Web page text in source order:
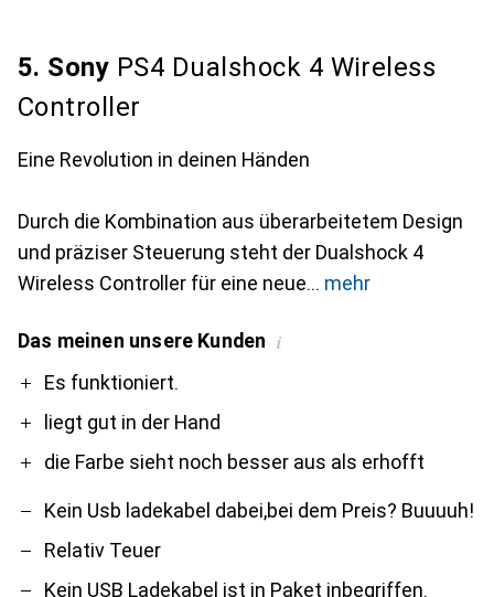
5. Sony PS4 Dualshock 4 Wireless
Controller
Eine Revolution in deinen Händen
Durch die Kombination aus überarbeitetem Design
und präziser Steuerung steht der Dualshock 4
Wireless Controller für eine neue
mehr
Das meinen unsere Kunden i
ProEs funktioniert.
liegt gut in der Hand
die Farbe sieht noch besser aus als erhofft
Contra
Kein Usb ladekabel dabei,bei dem Preis? Buuuuh!
Relativ Teuer
Kein USB Ladekabel ist in Paket inbegriffen.